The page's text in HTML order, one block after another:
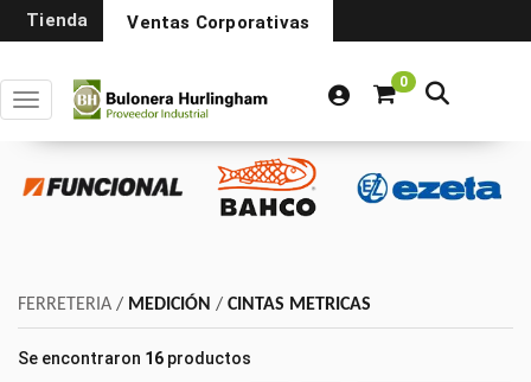
Tienda Ventas Corporativas
0
Toggle navigation
FERRETERIA / MEDICIÓN / CINTAS METRICAS
Se encontraron 16 productos